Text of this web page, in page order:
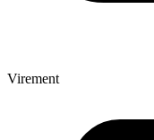
Virement